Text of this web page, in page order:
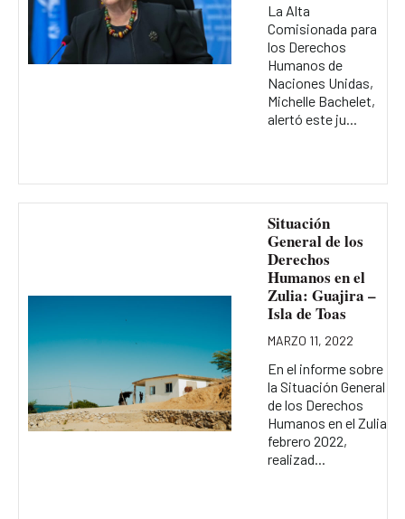
La Alta
Comisionada para
los Derechos
Humanos de
Naciones Unidas,
Michelle Bachelet,
alertó este ju...
Situación
General de los
Derechos
Humanos en el
Zulia: Guajira –
Isla de Toas
MARZO 11, 2022
En el informe sobre
la Situación General
de los Derechos
Humanos en el Zulia
febrero 2022,
realizad...